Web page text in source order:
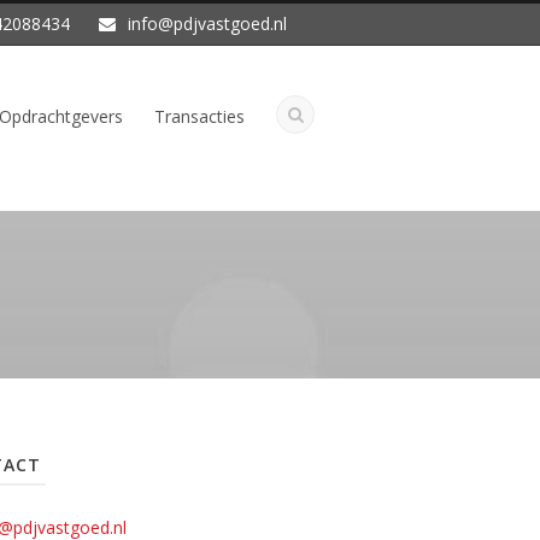
info@pdjvastgoed.nl
Opdrachtgevers Transacties